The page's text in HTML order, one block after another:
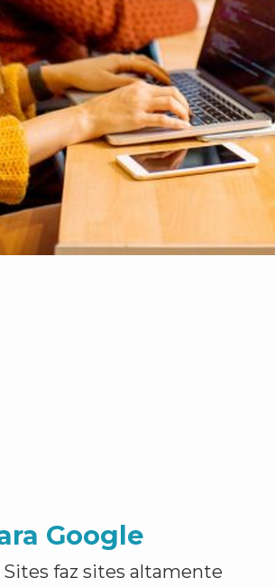
Google
faz sites altamente